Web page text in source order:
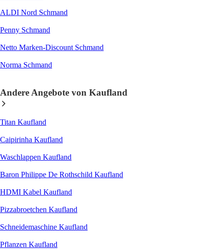
ALDI Nord Schmand
Penny Schmand
Netto Marken-Discount Schmand
Norma Schmand
Andere Angebote von Kaufland
Titan Kaufland
Caipirinha Kaufland
Waschlappen Kaufland
Baron Philippe De Rothschild Kaufland
HDMI Kabel Kaufland
Pizzabroetchen Kaufland
Schneidemaschine Kaufland
Pflanzen Kaufland